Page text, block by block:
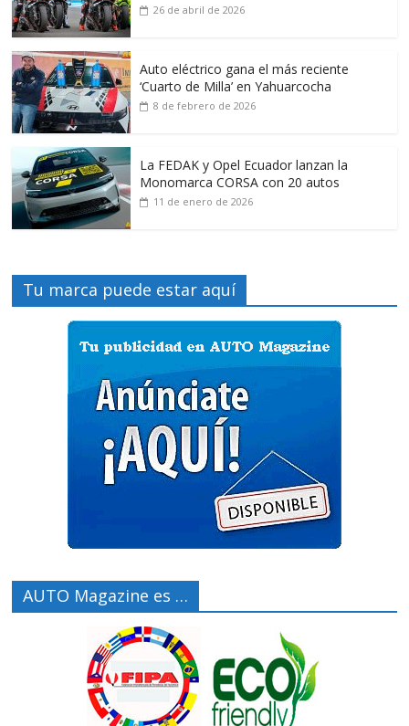
26 de abril de 2026
Auto eléctrico gana el más reciente
‘Cuarto de Milla’ en Yahuarcocha
8 de febrero de 2026
La FEDAK y Opel Ecuador lanzan la
Monomarca CORSA con 20 autos
11 de enero de 2026
Tu marca puede estar aquí
AUTO Magazine es …